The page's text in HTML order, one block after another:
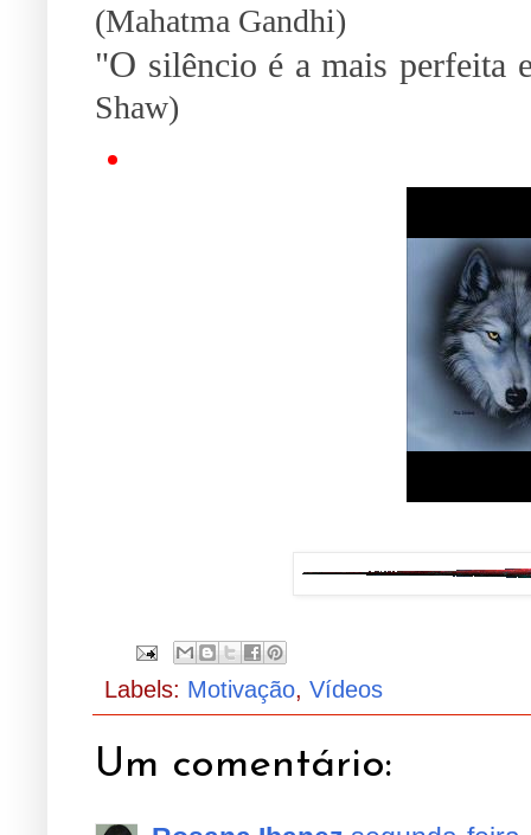
(Mahatma Gandhi)
"O silêncio é a mais perfeita
Shaw)
Labels: Motivação, Vídeos
Um comentário: